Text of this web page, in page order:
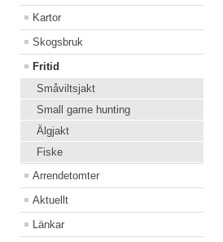
Kartor
Skogsbruk
Fritid
Småviltsjakt
Small game hunting
Älgjakt
Fiske
Arrendetomter
Aktuellt
Länkar